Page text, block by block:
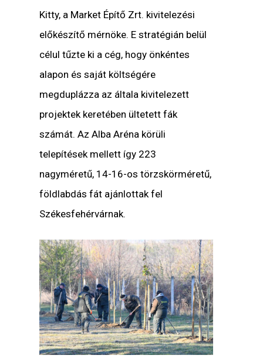
Kitty, a Market Építő Zrt. kivitelezési
előkészítő mérnöke. E stratégián belül
célul tűzte ki a cég, hogy önkéntes
alapon és saját költségére
megduplázza az általa kivitelezett
projektek keretében ültetett fák
számát. Az Alba Aréna körüli
telepítések mellett így 223
nagyméretű, 14-16-os törzskörméretű,
földlabdás fát ajánlottak fel
Székesfehérvárnak.